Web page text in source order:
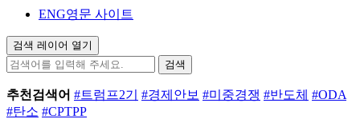
ENG영문 사이트
검색 레이어 열기
검색
추천검색어 #트럼프2기 #경제안보 #미중경쟁 #반도체 #ODA
#탄소 #CPTPP